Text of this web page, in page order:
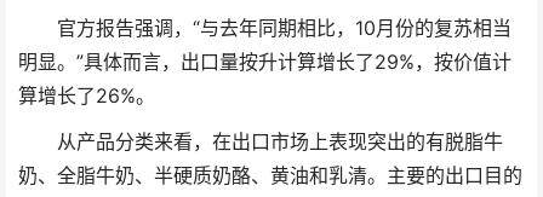
官方报告强调，“与去年同期相比，10月份的复苏相当
明显。”具体而言，出口量按升计算增长了29%，按价值计
算增长了26%。
从产品分类来看，在出口市场上表现突出的有脱脂牛
奶、全脂牛奶、半硬质奶酪、黄油和乳清。主要的出口目的